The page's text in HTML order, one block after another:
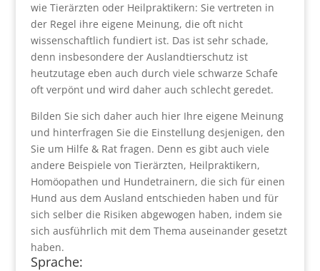
wie Tierärzten oder Heilpraktikern: Sie vertreten in
der Regel ihre eigene Meinung, die oft nicht
wissenschaftlich fundiert ist. Das ist sehr schade,
denn insbesondere der Auslandtierschutz ist
heutzutage eben auch durch viele schwarze Schafe
oft verpönt und wird daher auch schlecht geredet.
Bilden Sie sich daher auch hier Ihre eigene Meinung
und hinterfragen Sie die Einstellung desjenigen, den
Sie um Hilfe & Rat fragen. Denn es gibt auch viele
andere Beispiele von Tierärzten, Heilpraktikern,
Homöopathen und Hundetrainern, die sich für einen
Hund aus dem Ausland entschieden haben und für
sich selber die Risiken abgewogen haben, indem sie
sich ausführlich mit dem Thema auseinander gesetzt
haben.
Sprache: